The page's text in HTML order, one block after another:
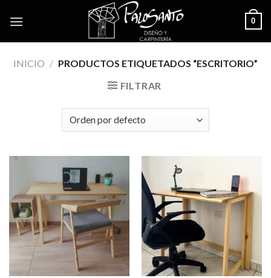
0
INICIO / PRODUCTOS ETIQUETADOS “ESCRITORIO”
FILTRAR